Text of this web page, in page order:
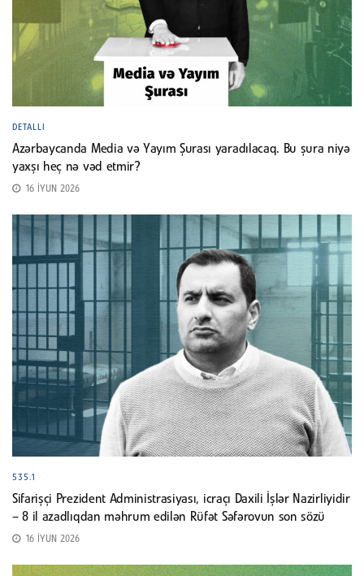
DETALLI
Azərbaycanda Media və Yayım Şurası yaradılacaq. Bu şura niyə
yaxşı heç nə vəd etmir?
16 İYUN 2026
535.1
Sifarişçi Prezident Administrasiyası, icraçı Daxili İşlər Nazirliyidir
– 8 il azadlıqdan məhrum edilən Rüfət Səfərovun son sözü
16 İYUN 2026